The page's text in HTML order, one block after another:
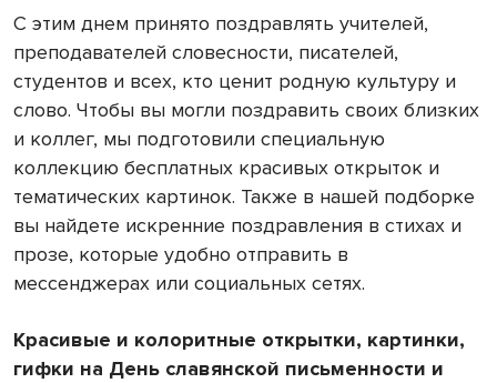
С этим днем принято поздравлять учителей,
преподавателей словесности, писателей,
студентов и всех, кто ценит родную культуру и
слово. Чтобы вы могли поздравить своих близких
и коллег, мы подготовили специальную
коллекцию бесплатных красивых открыток и
тематических картинок. Также в нашей подборке
вы найдете искренние поздравления в стихах и
прозе, которые удобно отправить в
мессенджерах или социальных сетях.
Красивые и колоритные открытки, картинки,
гифки на День славянской письменности и